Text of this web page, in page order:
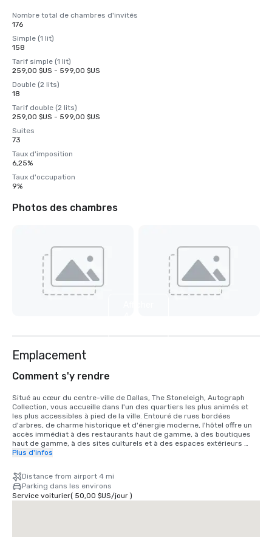
Nombre total de chambres d'invités
176
Simple (1 lit)
158
Tarif simple (1 lit)
259,00 $US - 599,00 $US
Double (2 lits)
18
Tarif double (2 lits)
259,00 $US - 599,00 $US
Suites
73
Taux d'imposition
6,25%
Taux d'occupation
9%
Photos des chambres
Emplacement
Comment s'y rendre
Situé au cœur du centre-ville de Dallas, The Stoneleigh, Autograph
Collection, vous accueille dans l'un des quartiers les plus animés et
les plus accessibles à pied de la ville. Entouré de rues bordées
d'arbres, de charme historique et d'énergie moderne, l'hôtel offre un
accès immédiat à des restaurants haut de gamme, à des boutiques
haut de gamme, à des sites culturels et à des espaces extérieurs
pittoresques. À quelques pas, vous pourrez explorer Turtle Creek et le
entretenus, parfaits pour la marche, la course à pied ou le vélo. Les
attractions voisines incluent le musée d'art de Dallas, le Nasher
Sculpture Center, le NorthPark Center et l'American Airlines Center, qui
abrite les Dallas Mavericks et les principaux événements de
Plus d'infos
Distance from airport 4 mi
Parking dans les environs
Service voiturier( 50,00 $US/jour)